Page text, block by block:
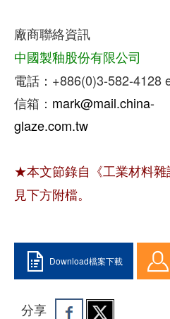
廠商聯絡資訊
中國製釉股份有限公司
電話：+886(0)3-582-4128
信箱： mark@mail.china-
glaze.com.tw
★本文節錄自《工業材料
見下方附檔。
Download檔案下載
分享